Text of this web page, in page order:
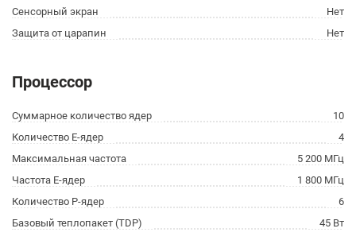
Сенсорный экран
Нет
Защита от царапин
Нет
Процессор
Суммарное количество ядер
10
Количество E-ядер
4
Максимальная частота
5 200 МГц
Частота E-ядер
1 800 МГц
Количество P-ядер
6
Базовый теплопакет (TDP)
45 Вт